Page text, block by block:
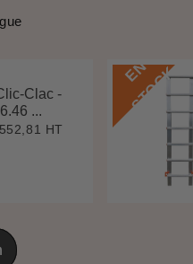
Clac -
...
HT
E
N
S
T
O
C
K